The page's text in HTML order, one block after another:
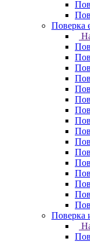
Поверка
Поверка